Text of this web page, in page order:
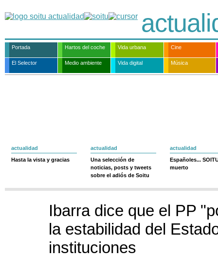
Portada Hartos del coche Vida urbana Cine
El Selector Medio ambiente Vida digital Música
actualidad
Hasta la vista y gracias
actualidad
Una selección de
noticias, posts y tweets
sobre el adiós de Soitu
actualidad
Españoles...
muerto
Ibarra dice que el PP
la estabilidad del
instituciones